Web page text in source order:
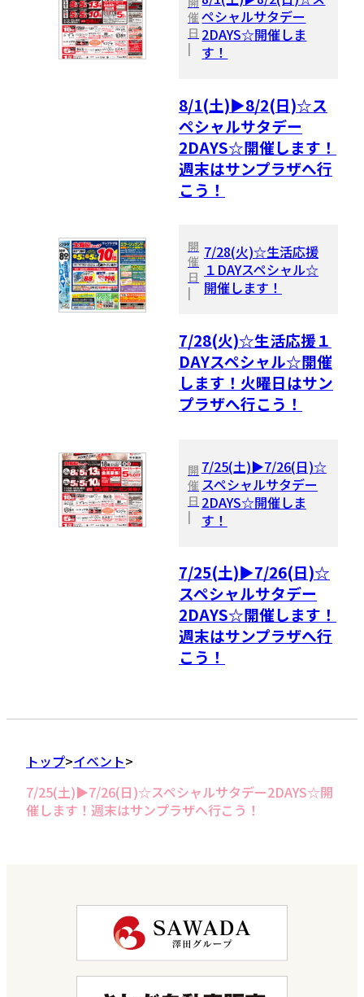
催
日
|
ペシャルサタデー
2DAYS☆開催しま
す！
8/1(土)▶8/2(日)☆ス
ペシャルサタデー
2DAYS☆開催します！
週末はサンプラザへ行
こう！
開
催
日
|
7/28(火)☆生活応援
１DAYスペシャル☆
開催します！
7/28(火)☆生活応援１
DAYスペシャル☆開催
します！火曜日はサン
プラザへ行こう！
開
催
日
|
7/25(土)▶7/26(日)☆
スペシャルサタデー
2DAYS☆開催しま
す！
7/25(土)▶7/26(日)☆
スペシャルサタデー
2DAYS☆開催します！
週末はサンプラザへ行
こう！
トップ イベント
7/25(土)▶7/26(日)☆スペシャルサタデー2DAYS☆開
催します！週末はサンプラザへ行こう！